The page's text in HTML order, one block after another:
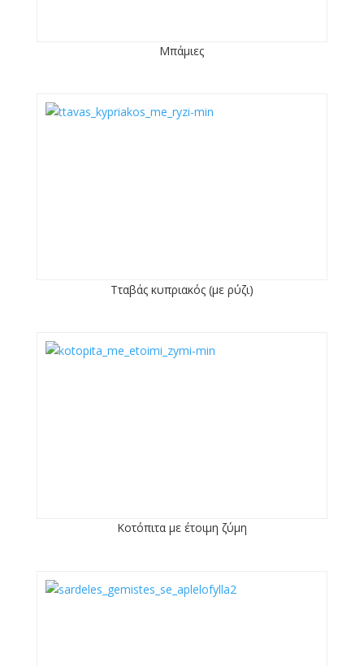
Μπάμιες
Τταβάς κυπριακός (με ρύζι)
Κοτόπιτα με έτοιμη ζύμη